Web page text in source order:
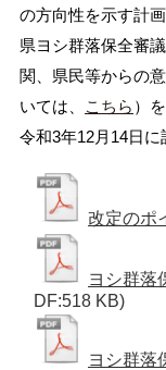
の方向性を示す計画
県ヨシ群落保全審
関、県民等からの
いては、
こちら ）
令和3年12月14日に
改定のポ
ヨシ群落
DF:518 KB)
ヨシ群落